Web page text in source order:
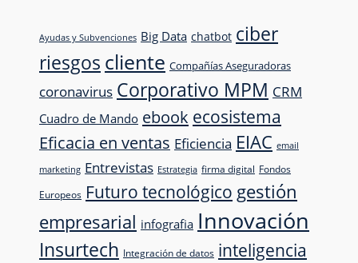
Ayudas y Subvenciones Big Data chatbot ciber
riesgos cliente Compañías Aseguradoras
coronavirus Corporativo MPM CRM
Cuadro de Mando ebook ecosistema
Eficacia en ventas Eficiencia EIAC email
marketing Entrevistas Estrategia firma digital Fondos
Europeos Futuro tecnológico gestión
empresarial infografia Innovación
Insurtech Integración de datos inteligencia